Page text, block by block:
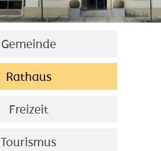
Gemeinde
Rathaus
Freizeit
Tourismus